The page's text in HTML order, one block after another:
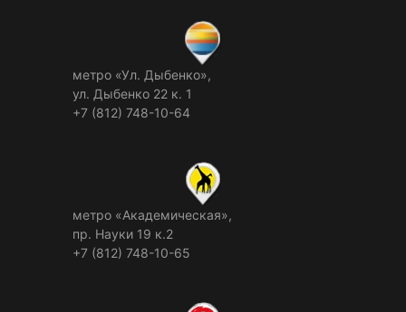
метро «Ул. Дыбенко»,
ул. Дыбенко 22 к. 1
+7 (812) 748-10-64
метро «Академическая»,
пр. Науки 19 к.2
+7 (812) 748-10-65